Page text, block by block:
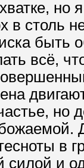
но
в столь
быть
всё,
но
в
и